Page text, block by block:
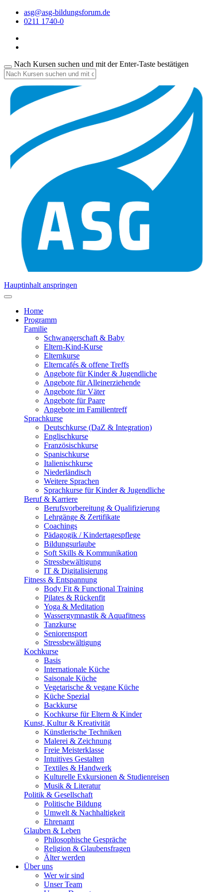
asg@asg-bildungsforum.de
0211 1740-0
Nach Kursen suchen und mit der Enter-Taste bestätigen
Hauptinhalt anspringen
Home
Programm
Familie
Schwangerschaft & Baby
Eltern-Kind-Kurse
Elternkurse
Elterncafés & offene Treffs
Angebote für Kinder & Jugendliche
Angebote für Alleinerziehende
Angebote für Väter
Angebote für Paare
Angebote im Familientreff
Sprachkurse
Deutschkurse (DaZ & Integration)
Englischkurse
Französischkurse
Spanischkurse
Italienischkurse
Niederländisch
Weitere Sprachen
Sprachkurse für Kinder & Jugendliche
Beruf & Karriere
Berufsvorbereitung & Qualifizierung
Lehrgänge & Zertifikate
Coachings
Pädagogik / Kindertagespflege
Bildungsurlaube
Soft Skills & Kommunikation
Stressbewältigung
IT & Digitalisierung
Fitness & Entspannung
Body Fit & Functional Training
Pilates & Rückenfit
Yoga & Meditation
Wassergymnastik & Aquafitness
Tanzkurse
Seniorensport
Stressbewältigung
Kochkurse
Basis
Internationale Küche
Saisonale Küche
Vegetarische & vegane Küche
Küche Spezial
Backkurse
Kochkurse für Eltern & Kinder
Kunst, Kultur & Kreativität
Künstlerische Techniken
Malerei & Zeichnung
Freie Meisterklasse
Intuitives Gestalten
Textiles & Handwerk
Kulturelle Exkursionen & Studienreisen
Musik & Literatur
Politik & Gesellschaft
Politische Bildung
Umwelt & Nachhaltigkeit
Ehrenamt
Glauben & Leben
Philosophische Gespräche
Religion & Glaubensfragen
Älter werden
Über uns
Wer wir sind
Unser Team